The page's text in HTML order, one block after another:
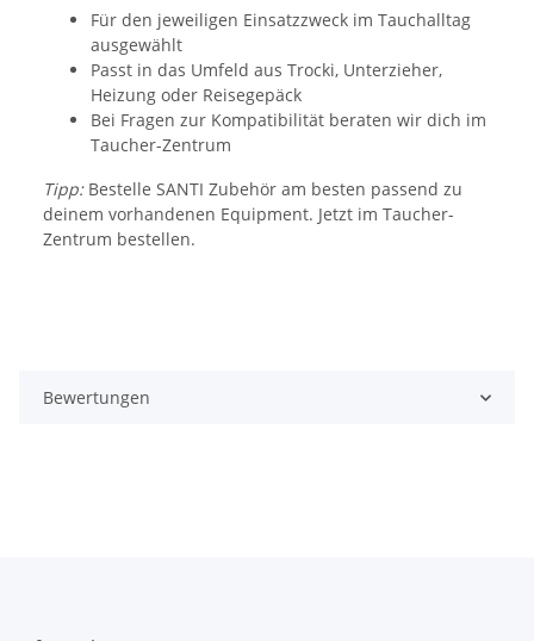
Für den jeweiligen Einsatzzweck im Tauchalltag
ausgewählt
Passt in das Umfeld aus Trocki, Unterzieher,
Heizung oder Reisegepäck
Bei Fragen zur Kompatibilität beraten wir dich im
Taucher-Zentrum
Tipp:Bestelle SANTI Zubehör am besten passend zu
deinem vorhandenen Equipment. Jetzt im Taucher-
Zentrum bestellen.
Bewertungen